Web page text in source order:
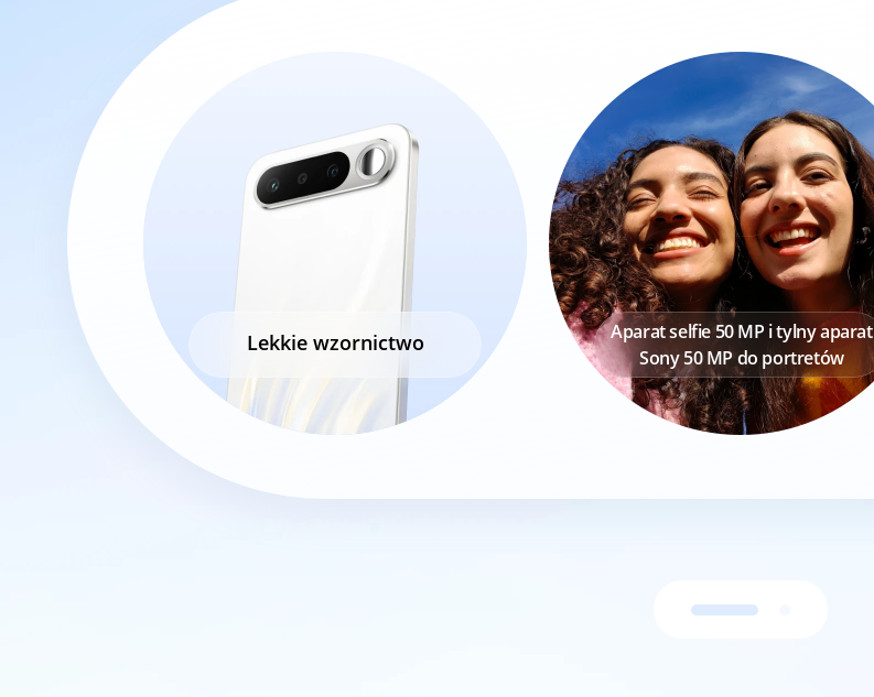
Lekkie wzornictwo
Aparat selfie 50 MP i tylny aparat
Sony 50 MP do portretów
Bateria 6550 mAh
o trwałości 6 lat
Kreator Zdjęć AI